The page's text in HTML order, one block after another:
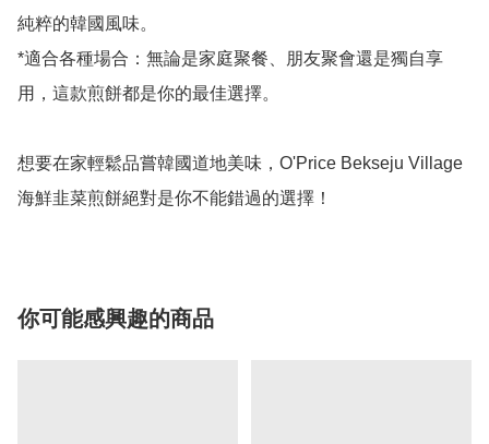
純粹的韓國風味。
*適合各種場合：無論是家庭聚餐、朋友聚會還是獨自享
用，這款煎餅都是你的最佳選擇。
想要在家輕鬆品嘗韓國道地美味，O'Price Bekseju Village
你可能感興趣的商品